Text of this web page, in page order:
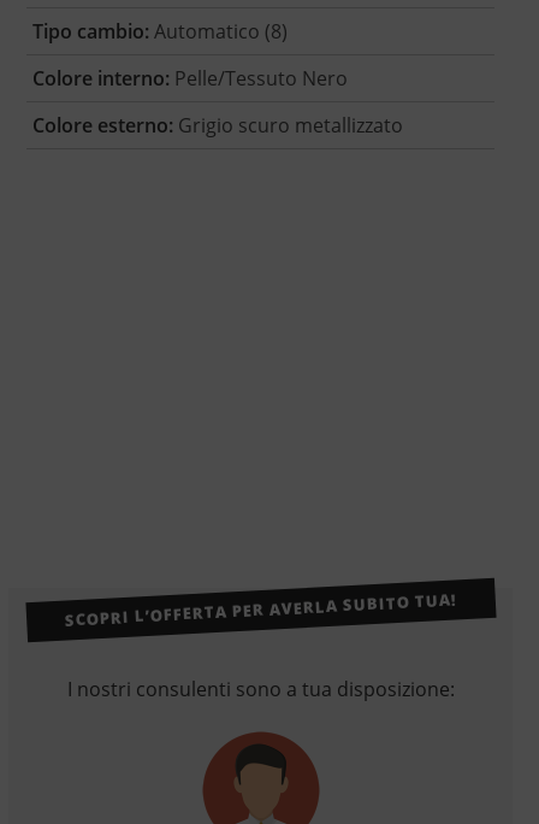
Tipo cambio: Automatico (8)
Colore interno: Pelle/Tessuto Nero
Colore esterno: Grigio scuro metallizzato
SCOPRI L’OFFERTA PER AVERLA SUBITO TUA!
I nostri consulenti sono a tua disposizione: